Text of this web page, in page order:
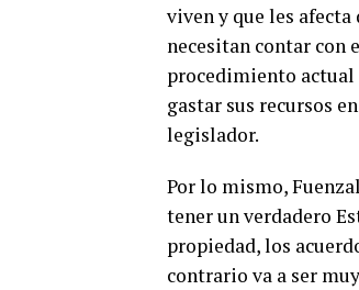
viven y que les
necesitan contar con
procedimiento actual
gastar sus recursos
legislador.
Por lo mismo,
tener un verdadero
propiedad, los
contrario va a ser